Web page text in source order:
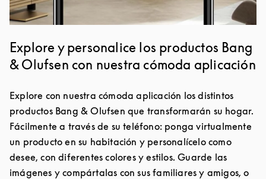
Explore y personalice los productos Bang
& Olufsen con nuestra cómoda aplicación
Explore con nuestra cómoda aplicación los distintos
productos Bang & Olufsen que transformarán su hogar.
Fácilmente a través de su teléfono: ponga virtualmente
un producto en su habitación y personalícelo como
desee, con diferentes colores y estilos. Guarde las
imágenes y compártalas con sus familiares y amigos, o